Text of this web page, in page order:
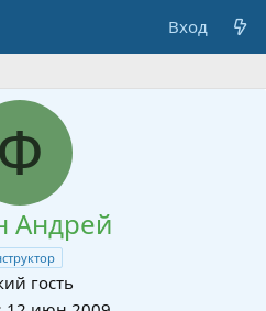
Вход
Ф
Андрей
гость